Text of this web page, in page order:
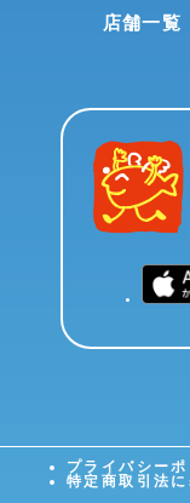
店舗一覧
プライバシー
特定商取引法